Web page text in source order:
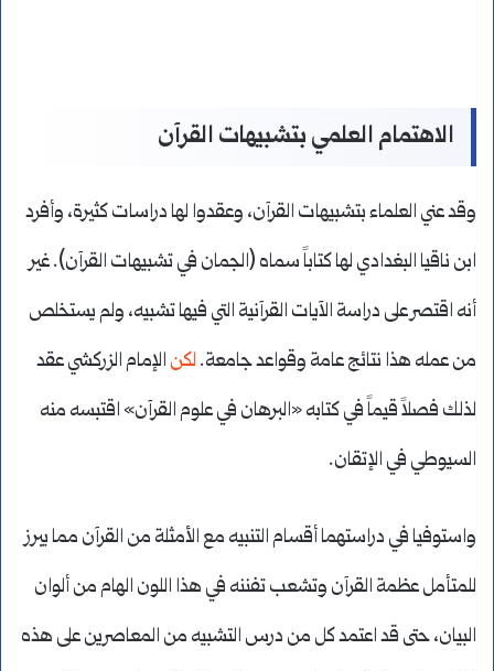
الاهتمام العلمي بتشبيهات القرآن
وقد عني العلماء بتشبيهات القرآن، وعقدوا لها دراسات كثيرة، وأفرد
ابن ناقيا البغدادي لها كتاباً سماه (الجمان في تشبيهات القرآن). غير
أنه اقتصر على دراسة الآيات القرآنية التي فيها تشبيه، ولم يستخلص
من عمله هذا نتائج عامة وقواعد جامعة. لكن الإمام الزركشي عقد
لذلك فصلاً قيماً في كتابه «البرهان في علوم القرآن» اقتبسه منه
السيوطي في الإتقان.
واستوفيا في دراستهما أقسام التنبيه مع الأمثلة من القرآن مما يبرز
للمتأمل عظمة القرآن وتشعب تفننه في هذا اللون الهام من ألوان
البيان، حتى قد اعتمد كل من درس التشبيه من المعاصرين على هذه